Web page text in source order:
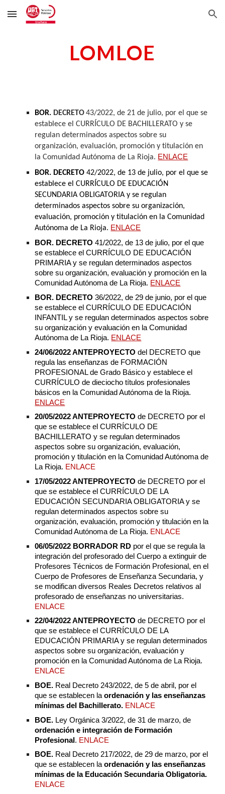
Skip to main content Skip to navigation
LOMLOE
BOR. DECRETO 43/2022, de 21 de julio, por el que se
establece el CURRÍCULO DE BACHILLERATO y se
regulan determinados aspectos sobre su
organización, evaluación, promoción y titulación en
la Comunidad Autónoma de La Rioja. ENLACE
BOR. DECRETO 42/2022, de 13 de julio, por el que se
establece el CURRÍCULO DE EDUCACIÓN
SECUNDARIA OBLIGATORIA y se regulan
determinados aspectos sobre su organización,
evaluación, promoción y titulación en la Comunidad
Autónoma de La Rioja. ENLACE
BOR. DECRETO 41/2022, de 13 de julio, por el que
se establece el CURRÍCULO DE EDUCACIÓN
PRIMARIA y se regulan determinados aspectos
sobre su organización, evaluación y promoción en la
Comunidad Autónoma de La Rioja. ENLACE
BOR. DECRETO 36/2022, de 29 de junio, por el que
se establece el CURRÍCULO DE EDUCACIÓN
INFANTIL y se regulan determinados aspectos sobre
su organización y evaluación en la Comunidad
Autónoma de La Rioja. ENLACE
24/06/2022 ANTEPROYECTOdel DECRETO que
regula las enseñanzas de FORMACIÓN
PROFESIONAL de Grado Básico y establece el
CURRÍCULO de dieciocho títulos profesionales
básicos en la Comunidad Autónoma de la Rioja.
ENLACE
20/05/2022 ANTEPROYECTOde DECRETO por el
que se establece el CURRÍCULO DE
BACHILLERATO y se regulan determinados
aspectos sobre su organización, evaluación,
promoción y titulación en la Comunidad Autónoma de
La Rioja. ENLACE
17/05/2022 ANTEPROYECTOde DECRETO por el
que se establece el CURRÍCULO DE LA
EDUCACIÓN SECUNDARIA OBLIGATORIA y se
regulan determinados aspectos sobre su
organización, evaluación, promoción y titulación en la
Comunidad Autónoma de La Rioja. ENLACE
06/05/2022 BORRADOR RD por el que se regula la
integración del profesorado del Cuerpo a extinguir de
Profesores Técnicos de Formación Profesional, en el
Cuerpo de Profesores de Enseñanza Secundaria, y
se modifican diversos Reales Decretos relativos al
profesorado de enseñanzas no universitarias.
ENLACE
22/04/2022 ANTEPROYECTOde DECRETO por el
que se establece el CURRÍCULO DE LA
EDUCACIÓN PRIMARIA y se regulan determinados
aspectos sobre su organización, evaluación y
promoción en la Comunidad Autónoma de La Rioja.
ENLACE
BOE. Real Decreto 243/2022, de 5 de abril, por el
que se establecen laordenación y las enseñanzas
mínimas del Bachillerato. ENLACE
BOE. Ley Orgánica 3/2022, de 31 de marzo, de
ordenación e integración de Formación
Profesional. ENLACE
BOE. Real Decreto 217/2022, de 29 de marzo, por el
que se establecen laordenación y las enseñanzas
mínimas de la Educación Secundaria Obligatoria.
ENLACE